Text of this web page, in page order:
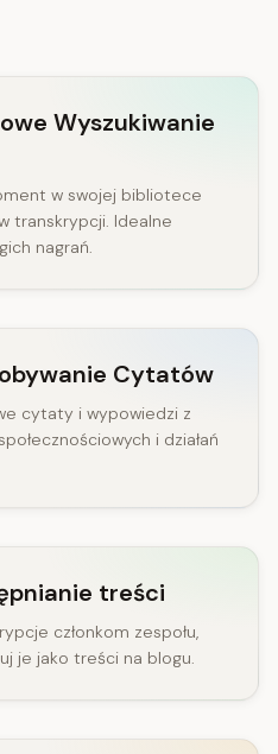
Wyszukiwanie
w swojej bibliotece
transkrypcji. Idealne
nagrań.
Cytatów
cytaty i wypowiedzi z
i działań
treści
członkom zespołu,
je jako treści na blogu.